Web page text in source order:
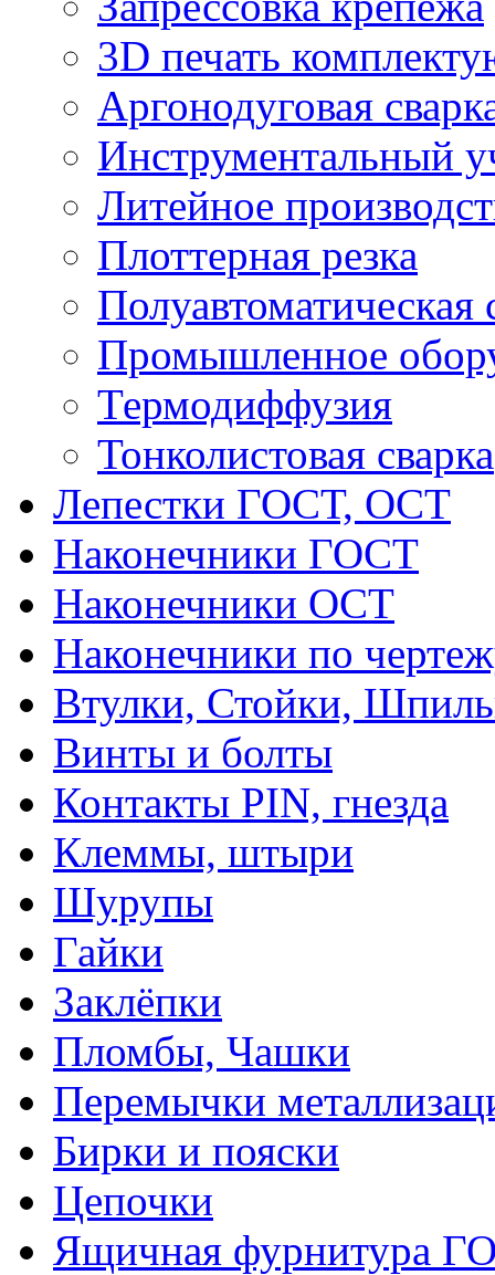
3D печать
Аргонодуговая
Инструментальный
Литейное
Плоттерная резка
Полуавтоматическая
Промышленное
Термодиффузия
Тонколистовая сварка
Лепестки ГОСТ, ОСТ
Наконечники ГОСТ
Наконечники ОСТ
Наконечники по
Втулки, Стойки,
Винты и болты
Контакты PIN, гнезда
Клеммы, штыри
Шурупы
Гайки
Заклёпки
Пломбы, Чашки
Перемычки
Бирки и пояски
Цепочки
Ящичная фурнитура